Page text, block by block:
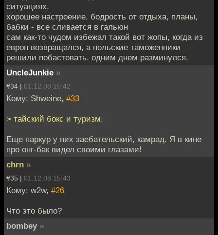
ситуациях.
хорошее настроение, бодрость от отдыха, планы,
бабки - все сливается в гальюн
сам как-то чудом избежал такой вот жопы, когда из
европ возвращался, а польские таможенники
решили побастовать. одним днем разминулся.
UncleJunkie »
#34 | 01.12.08 15:42
Кому: Shweine, #33
> тайский бокс и туризм.
Еще паркур у них заебательский, камрад. Я в кине
про онг-бак видел своими глазами!
chrn »
#35 | 01.12.08 15:43
Кому: w2w, #26
Что это было?
bombey »